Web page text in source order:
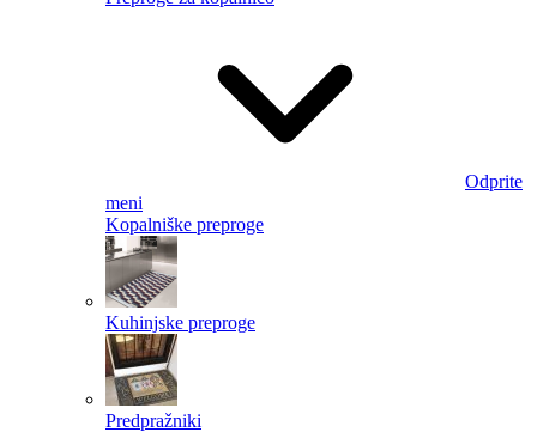
Odprite
meni
Kopalniške preproge
Kuhinjske preproge
Predpražniki